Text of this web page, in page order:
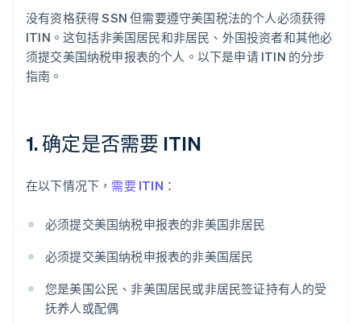
没有资格获得 SSN 但需要遵守美国税法的个人必须获得
ITIN。这包括非美国居民和非居民、外国投资者和其他必
须提交美国纳税申报表的个人。以下是申请 ITIN 的分步
指南。
1. 确定是否需要 ITIN
在以下情况下， 需要 ITIN ：
必须提交美国纳税申报表的非美国非居民
必须提交美国纳税申报表的非美国居民
您是美国公民、非美国居民或非居民签证持有人的受
抚养人或配偶